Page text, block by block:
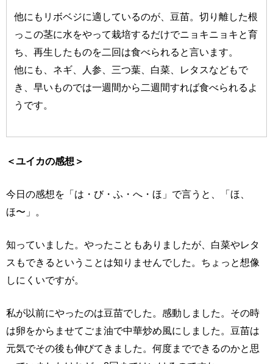
他にもリボベジに適しているのが、豆苗。切り離した根
っこの茎に水をやって栽培するだけでニョキニョキと育
ち、再生したものを二回は食べられると言います。
他にも、ネギ、人参、三つ葉、白菜、レタスなどもで
き、早いものでは一週間から二週間すれば食べられるよ
うです。
＜ユイカの感想＞
今日の感想を「は・び・ふ・へ・ほ」で言うと、「ほ、
ほ〜」。
知っていました。やったこともありましたが、白菜やレタ
スもできるということは知りませんでした。ちょっと想像
しにくいですが。
私が以前にやったのは豆苗でした。感動しました。その時
は卵をからませてごま油で中華炒め風にしました。豆苗は
元気でその後も伸びてきました。何度までできるのかと思